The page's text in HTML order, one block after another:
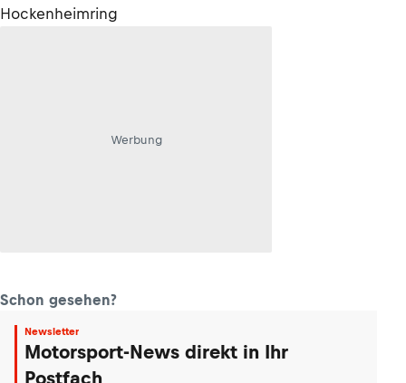
Hockenheimring
Werbung
Schon gesehen?
Newsletter
Motorsport-News direkt in Ihr
Postfach